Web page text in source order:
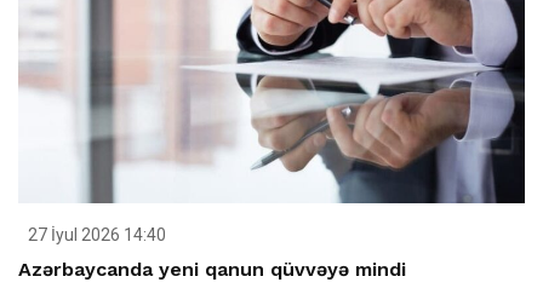
27 İyul 2026 14:40
Azərbaycanda yeni qanun qüvvəyə mindi